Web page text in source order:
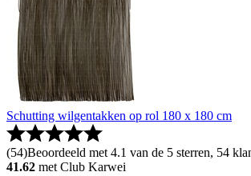
Schutting wilgentakken op rol 180 x 180 cm
(54)Beoordeeld met 4.1 van de 5 sterren, 54
41.62 met Club Karwei